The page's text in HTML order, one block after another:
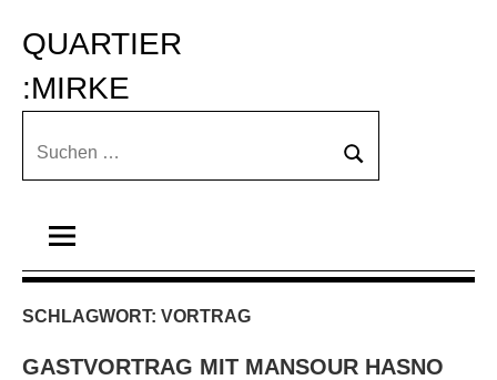
Inhalt
springen
QUARTIER
:MIRKE
Suchen
Suchen
SCHLAGWORT: VORTRAG
GASTVORTRAG MIT MANSOUR HASNO